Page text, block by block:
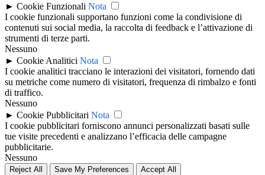
► Cookie Funzionali Nota
I cookie funzionali supportano funzioni come la condivisione di
contenuti sui social media, la raccolta di feedback e l’attivazione di
strumenti di terze parti.
Nessuno
► Cookie Analitici Nota
I cookie analitici tracciano le interazioni dei visitatori, fornendo dati
su metriche come numero di visitatori, frequenza di rimbalzo e fonti
di traffico.
Nessuno
► Cookie Pubblicitari Nota
I cookie pubblicitari forniscono annunci personalizzati basati sulle
tue visite precedenti e analizzano l’efficacia delle campagne
pubblicitarie.
Nessuno
Reject All Save My Preferences Accept All